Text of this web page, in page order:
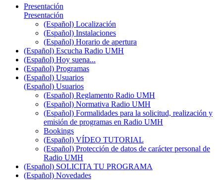
Presentación
Presentación
(Español) Localización
(Español) Instalaciones
(Español) Horario de apertura
(Español) Escucha Radio UMH
(Español) Hoy suena...
(Español) Programas
(Español) Usuarios
(Español) Usuarios
(Español) Reglamento Radio UMH
(Español) Normativa Radio UMH
(Español) Formalidades para la solicitud, realización y
emisión de programas en Radio UMH
Bookings
(Español) VÍDEO TUTORIAL
(Español) Protección de datos de carácter personal de
Radio UMH
(Español) SOLICITA TU PROGRAMA
(Español) Novedades